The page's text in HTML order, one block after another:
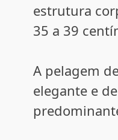
estrutura
35 a 39
A pelagem
elegante e